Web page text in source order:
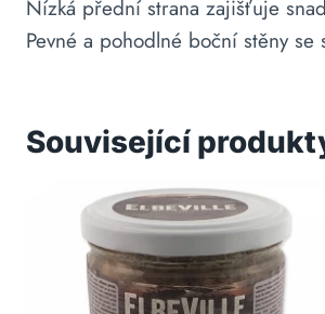
Nízká přední strana zajišťuje
Pevné a pohodlné boční stěny
Související